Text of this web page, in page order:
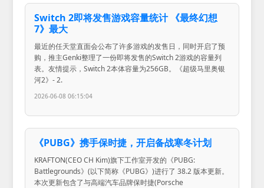
Switch 2即将发售游戏容量统计 《最终幻想
7》最大
最近的任天堂直面会公布了许多游戏的发售日，同时开启了预
购，推主Genki整理了一份即将发售的Switch 2游戏的容量列
表。友情提示，Switch 2本体容量为256GB。《超级马里奥银
河2》- 2.
2026-06-08 06:15:04
《PUBG》携手保时捷，开启备战寒冬计划
KRAFTON(CEO CH Kim)旗下工作室开发的《PUBG:
Battlegrounds》(以下简称《PUBG》)进行了 38.2 版本更新。
本次更新包含了与高端汽车品牌保时捷(Porsche